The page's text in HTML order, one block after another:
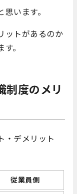
います。
ットがあるのか
。
度のメリ
・デメリット
従業員側